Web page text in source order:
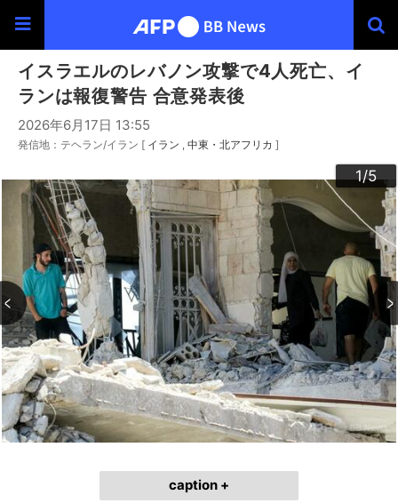
イスラエルのレバノン攻撃で4人死亡、イ
ランは報復警告 合意発表後
2026年6月17日 13:55
発信地：テヘラン/イラン [ イラン 中東・北アフリカ ]
1/5
2/5
3/5
4/5
5/5
caption +